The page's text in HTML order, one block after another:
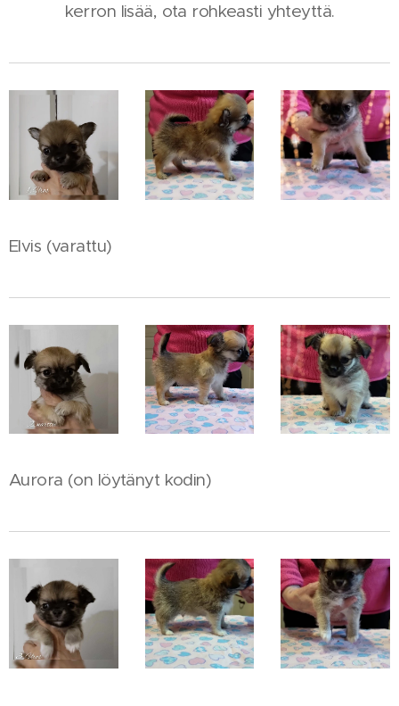
kerron lisää, ota rohkeasti yhteyttä.
Elvis (varattu)
Aurora (on löytänyt kodin)